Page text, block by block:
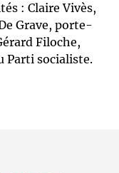
: Claire Vivès,
Grave, porte-
Filoche,
Parti socialiste.